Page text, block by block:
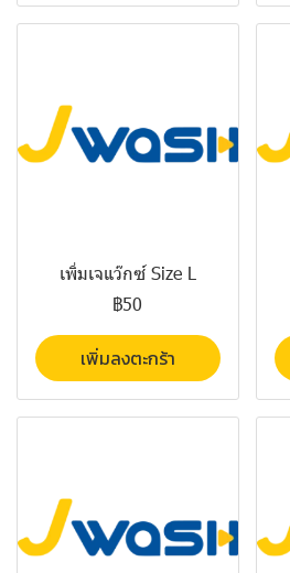
เพิ่มเจแว๊กซ์ Size L
฿50
เพิ่มลงตะกร้า